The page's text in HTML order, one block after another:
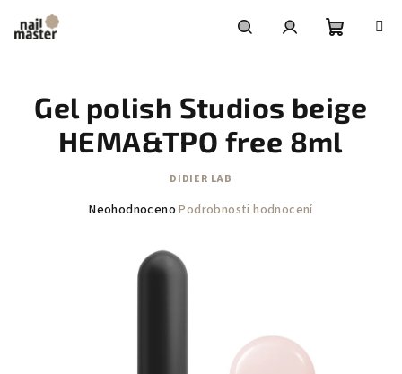
obsah
košík
Gel polish Studios beige
HEMA&TPO free 8ml
DIDIER LAB
Průměrné
Neohodnoceno Podrobnosti hodnocení